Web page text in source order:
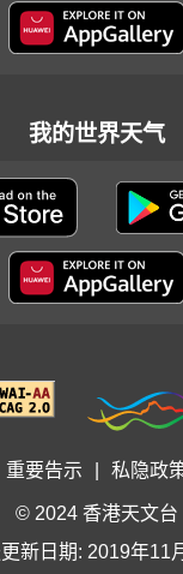
我的世界天气
重要告示 私隐政
© 2024 香港天文台
新日期: 2019年11